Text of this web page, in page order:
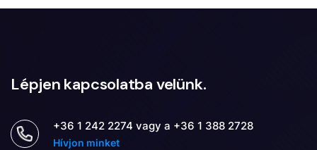
Lépjen kapcsolatba velünk.
+36 1 242 2274 vagy a +36 1 388 2728
Hívjon minket